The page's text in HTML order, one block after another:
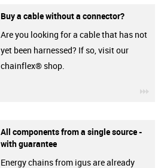
Buy a cable without a connector?
Are you looking for a cable that has not
yet been harnessed? If so, visit our
chainflex® shop.
All components from a single source -
with guarantee
Energy chains from igus are already